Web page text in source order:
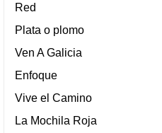
Red
Plata o plomo
Ven A Galicia
Enfoque
Vive el Camino
La Mochila Roja